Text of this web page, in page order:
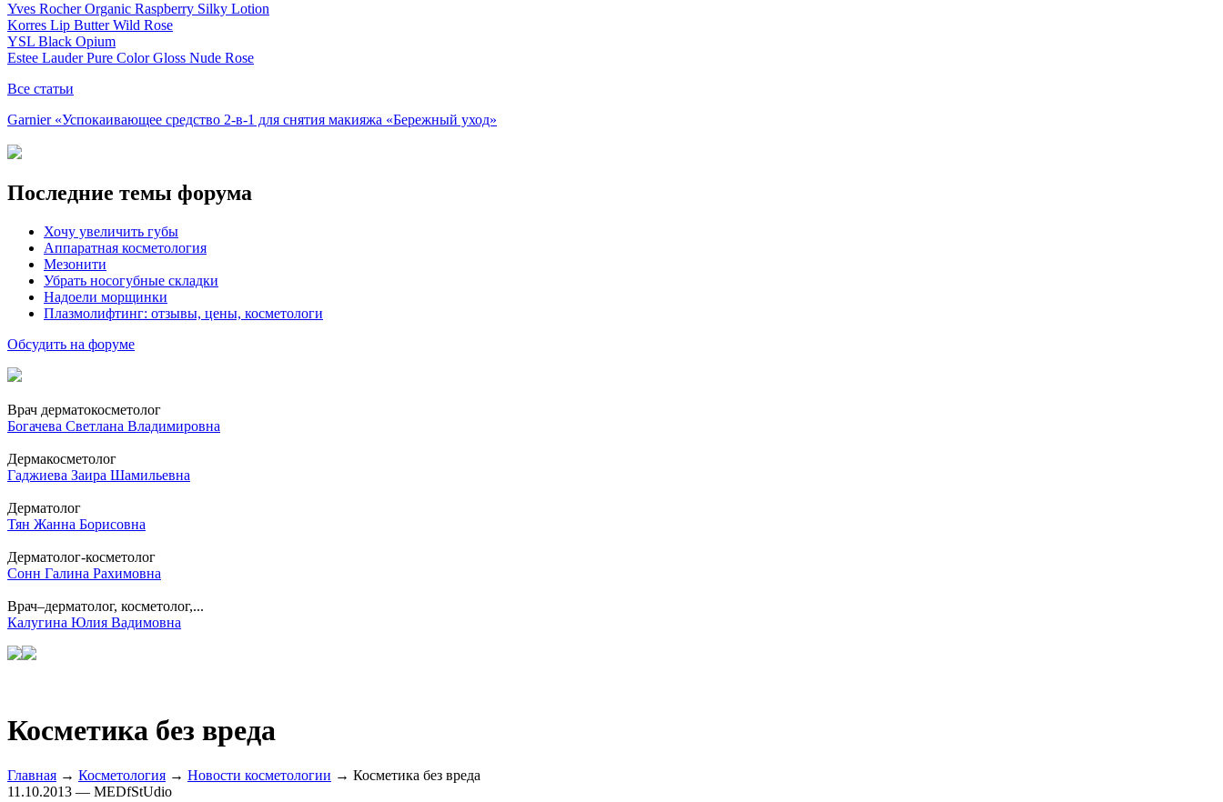
Yves Rocher Organic Raspberry Silky Lotion
Korres Lip Butter Wild Rose
YSL Black Opium
Estee Lauder Pure Color Gloss Nude Rose
Все статьи
Garnier «Успокаивающее средство 2-в-1 для снятия макияжа «Бережный уход»
Последние темы форума
Хочу увеличить губы
Аппаратная косметология
Мезонити
Убрать носогубные складки
Надоели морщинки
Плазмолифтинг: отзывы, цены, косметологи
Обсудить на форуме
Врач дерматокосметолог
Богачева Светлана Владимировна
Дермакосметолог
Гаджиева Заира Шамильевна
Дерматолог
Тян Жанна Борисовна
Дерматолог-косметолог
Сонн Галина Рахимовна
Врач–дерматолог, косметолог,...
Калугина Юлия Вадимовна
Косметика без вреда
Главная → Косметология → Новости косметологии → Косметика без вреда
11.10.2013 — MEDfStUdio